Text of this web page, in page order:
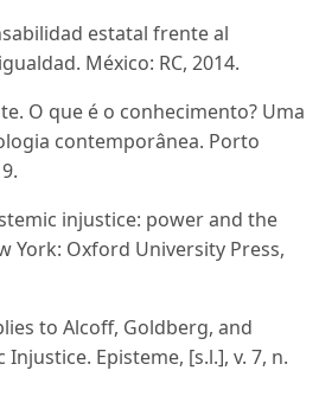
estatal frente al
México: RC, 2014.
O que é o conhecimento? Uma
contemporânea. Porto
injustice: power and the
York: Oxford University Press,
to Alcoff, Goldberg, and
Episteme, [s.l.], v. 7, n.